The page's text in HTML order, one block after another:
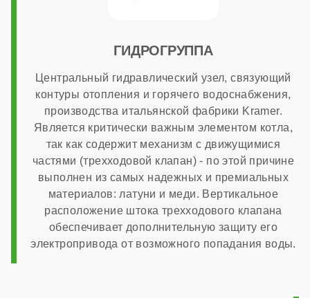
Диаметр патрубков горячего водоснабжения
1/2 дюйма
Диаметр газового патрубка
3/4 дюйма
ГИДРОГРУППА
Центральный гидравлический узел, связующий
контуры отопления и горячего водоснабжения,
производства итальянской фабрики Kramer.
Является критически важным элементом котла,
так как содержит механизм с движущимися
частями (трехходовой клапан) - по этой причине
выполнен из самых надежных и премиальных
материалов: латуни и меди. Вертикальное
расположение штока трехходового клапана
обеспечивает дополнительную защиту его
электропривода от возможного попадания воды.